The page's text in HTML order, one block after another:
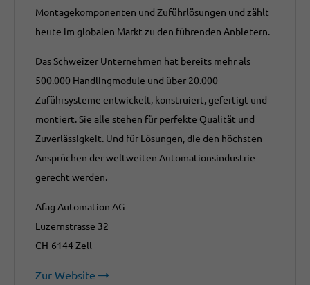
Montagekomponenten und Zuführlösungen und zählt
heute im globalen Markt zu den führenden Anbietern.
Das Schweizer Unternehmen hat bereits mehr als
500.000 Handlingmodule und über 20.000
Zuführsysteme entwickelt, konstruiert, gefertigt und
montiert. Sie alle stehen für perfekte Qualität und
Zuverlässigkeit. Und für Lösungen, die den höchsten
Ansprüchen der weltweiten Automationsindustrie
gerecht werden.
Afag Automation AG
Luzernstrasse 32
CH-6144 Zell
Zur Website